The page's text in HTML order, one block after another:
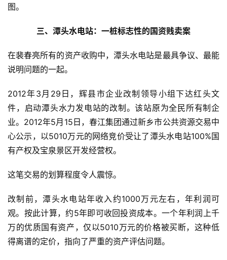
图。
三、潭头水电站：一桩标志性的国资贱卖案
在裴春亮所有的资产收购中，潭头水电站是最具争议、最能
说明问题的一起。
2012年3月29日，辉县市企业改制领导小组下达红头文
件，启动潭头水力发电站的改制。该站原为全民所有制企
业。2012年5月15日，春江集团通过新乡市公共资源交易中
心公示，以5010万元的网络竞价受让了潭头水电站100%国
有产权及宝泉景区开发经营权。
这笔交易的划算程度令人震惊。
改制前，潭头水电站年收入约1000万元左右，年利润可
观。按此计算，约5年即可收回投资成本。一个年利润上千
万的优质国有资产，仅以5010万元的价格被买断，这种低
得离谱的定价，指向了严重的资产评估问题。